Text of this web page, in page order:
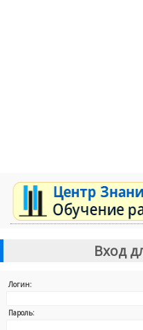
Вход
Логин:
Пароль: